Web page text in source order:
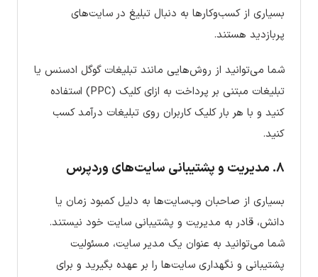
بسیاری از کسب‌وکارها به دنبال تبلیغ در سایت‌های
پربازدید هستند.
شما می‌توانید از روش‌هایی مانند تبلیغات گوگل ادسنس یا
تبلیغات مبتنی بر پرداخت به ازای کلیک (PPC) استفاده
کنید و با هر بار کلیک کاربران روی تبلیغات درآمد کسب
کنید.
۸. مدیریت و پشتیبانی سایت‌های وردپرس
بسیاری از صاحبان وب‌سایت‌ها به دلیل کمبود زمان یا
دانش، قادر به مدیریت و پشتیبانی سایت خود نیستند.
شما می‌توانید به عنوان یک مدیر سایت، مسئولیت
پشتیبانی و نگهداری سایت‌ها را بر عهده بگیرید و برای